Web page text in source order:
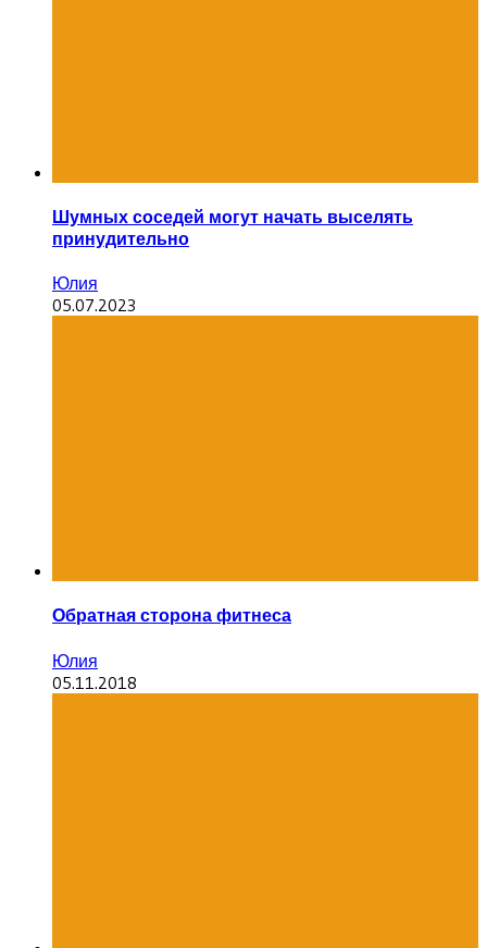
Шумных соседей могут начать выселять
принудительно
Юлия
05.07.2023
Обратная сторона фитнеса
Юлия
05.11.2018